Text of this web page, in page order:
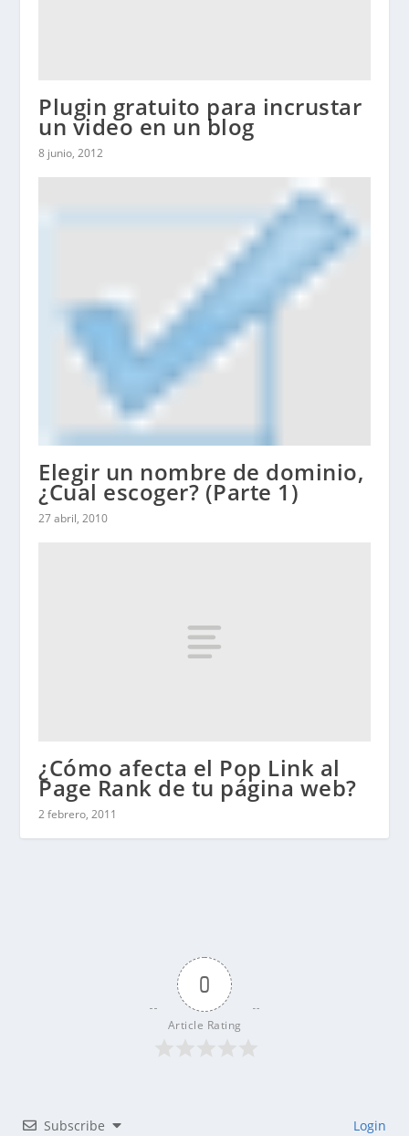
Plugin gratuito para incrustar
un video en un blog
8 junio, 2012
Elegir un nombre de dominio,
¿Cual escoger? (Parte 1)
27 abril, 2010
¿Cómo afecta el Pop Link al
Page Rank de tu página web?
2 febrero, 2011
0
Article Rating
Subscribe Login